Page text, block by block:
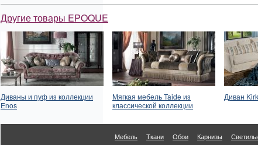
Другие товары EPOQUE
Диваны и пуф из коллекции
Enos
Мягкая мебель Taide из
классической коллекции
Диван Kirk
Мебель Ткани Обои Карнизы